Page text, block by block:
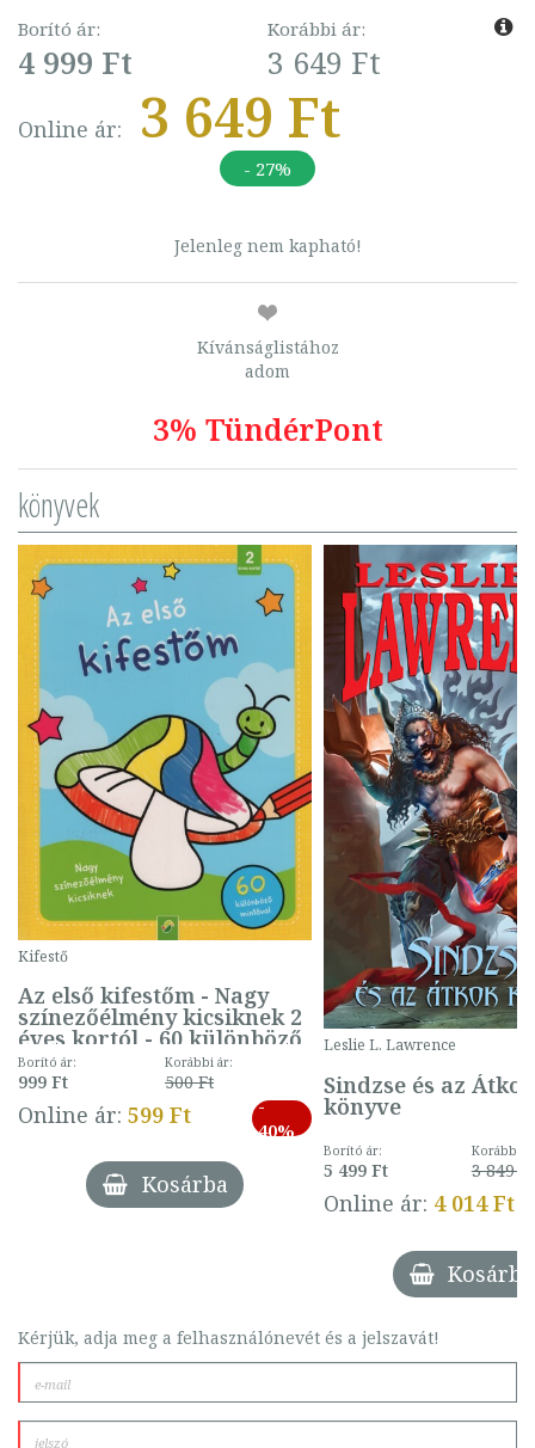
Borító ár:
4 999 Ft
Korábbi ár:
3 649 Ft
Online ár: 3 649 Ft
- 27%
Jelenleg nem kapható!
Kívánságlistához
adom
3% TündérPont
könyvek
Kifestő
Az első kifestőm - Nagy
színezőélmény kicsiknek 2
éves kortól - 60 különböző
mintával (gombás)
Borító ár:
999 Ft
Korábbi ár:
500 Ft
Online ár: 599 Ft
-
40%
Kosárba
Leslie L. Lawrence
Sindzse és az Átkok
könyve
Borító ár:
5 499 Ft
Korábbi
3 849 Ft
Online ár: 4 014 Ft
Kosárba
Kérjük, adja meg a felhasználónevét és a jelszavát!